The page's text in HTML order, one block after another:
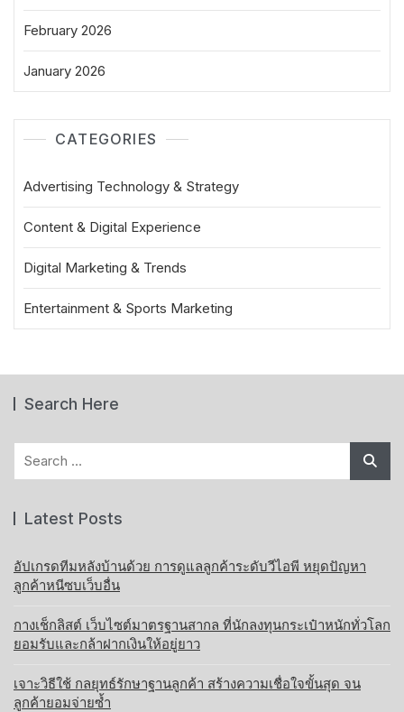
February 2026
January 2026
CATEGORIES
Advertising Technology & Strategy
Content & Digital Experience
Digital Marketing & Trends
Entertainment & Sports Marketing
Search Here
Search
Latest Posts
อัปเกรดทีมหลังบ้านด้วย การดูแลลูกค้าระดับวีไอพี หยุดปัญหา
ลูกค้าหนีซบเว็บอื่น
กางเช็กลิสต์ เว็บไซต์มาตรฐานสากล ที่นักลงทุนกระเป๋าหนักทั่วโลก
ยอมรับและกล้าฝากเงินให้อยู่ยาว
เจาะวิธีใช้ กลยุทธ์รักษาฐานลูกค้า สร้างความเชื่อใจขั้นสุด จน
ลูกค้ายอมจ่ายซ้ำ